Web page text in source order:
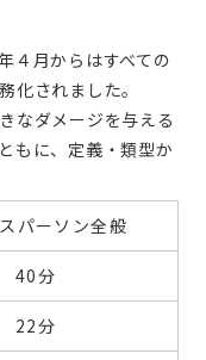
４月からはすべての
化されました。
なダメージを与える
もに、定義・類型か
パーソン全般
40分
22分